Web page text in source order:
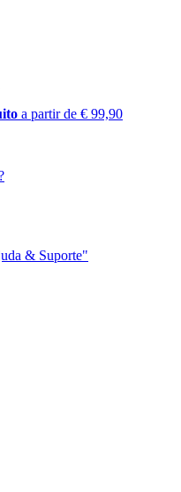
a partir de € 99,90
& Suporte"